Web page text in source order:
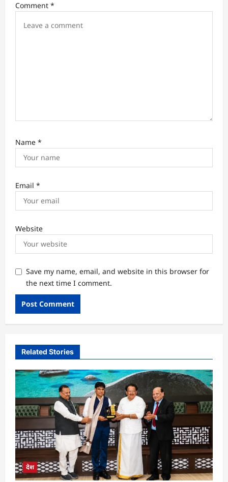
i
Comment *
Name *
Email *
Website
Save my name, email, and website in this browser for
the next time I comment.
Related Stories
देश